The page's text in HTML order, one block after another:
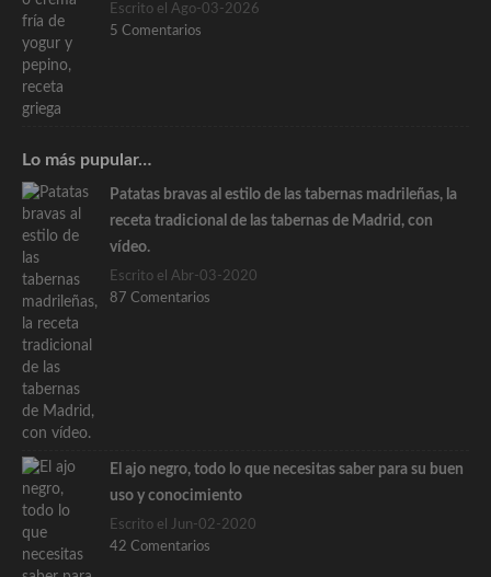
Escrito el Ago-03-2026
5 Comentarios
Lo más pupular…
Patatas bravas al estilo de las tabernas madrileñas, la
receta tradicional de las tabernas de Madrid, con
vídeo.
Escrito el Abr-03-2020
87 Comentarios
El ajo negro, todo lo que necesitas saber para su buen
uso y conocimiento
Escrito el Jun-02-2020
42 Comentarios